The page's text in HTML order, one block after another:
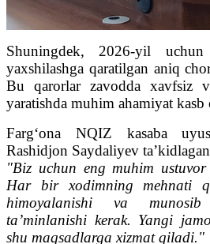
Shuningdek, 2026-yil uchun
yaxshilashga qaratilgan aniq
Bu qarorlar zavodda xavfsiz
yaratishda muhim ahamiyat kasb
Farg‘ona NQIZ kasaba
Rashidjon Saydaliyev
"Biz uchun eng muhim
Har bir xodimning mehnati
himoyalanishi va
ta’minlanishi kerak. Yangi
shu maqsadlarga xizmat qiladi."